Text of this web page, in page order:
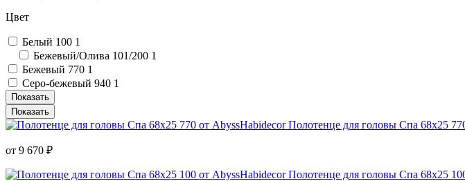
Цвет
Белый 100 1
Бежевый/Олива 101/200 1
Бежевый 770 1
Серо-бежевый 940 1
Полотенце для головы Спа 68х25
от 9 670 ₽
Полотенце для головы Спа 68х25